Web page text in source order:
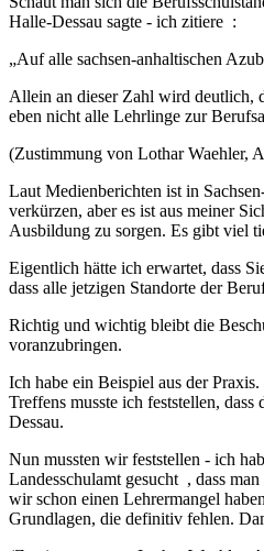
Halle-Dessau sagte - ich zitiere :
„Auf alle sachsen-anhaltischen
Allein an dieser Zahl wird deutlich,
eben nicht alle Lehrlinge zur
(Zustimmung von Lothar Waehler,
Laut Medienberichten ist in
verkürzen, aber es ist aus meiner
Ausbildung zu sorgen. Es gibt viel
Eigentlich hätte ich erwartet, dass
dass alle jetzigen Standorte der
Richtig und wichtig bleibt die
voranzubringen.
Ich habe ein Beispiel aus der
Treffens musste ich feststellen,
Dessau.
Nun mussten wir feststellen - ich
Landesschulamt gesucht , dass
wir schon einen Lehrermangel
Grundlagen, die definitiv fehlen.